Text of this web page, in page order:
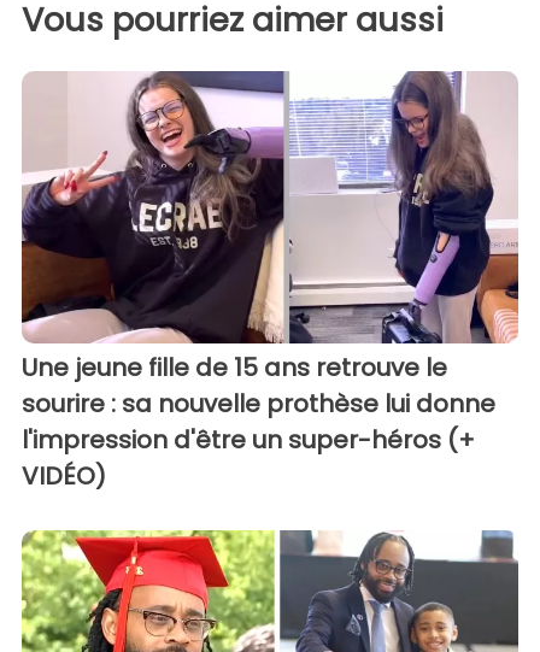
Vous pourriez aimer aussi
Une jeune fille de 15 ans retrouve le
sourire : sa nouvelle prothèse lui donne
l'impression d'être un super-héros (+
VIDÉO)